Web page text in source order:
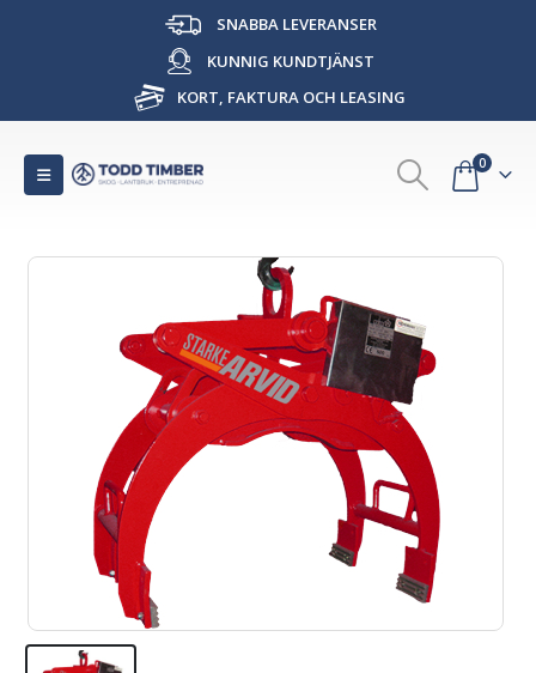
SNABBA LEVERANSER
KUNNIG KUNDTJÄNST
KORT, FAKTURA OCH LEASING
0